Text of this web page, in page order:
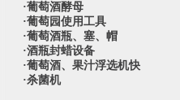
·葡萄酒酵母
·葡萄园使用工具
·葡萄酒瓶、塞、帽
·酒瓶封蜡设备
·葡萄酒、果汁浮选机快
·杀菌机